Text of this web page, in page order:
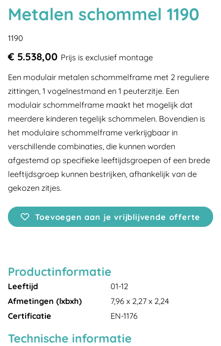
Metalen schommel 1190
1190
€ 5.538,00 Prijs is exclusief montage
Een modulair metalen schommelframe met 2 reguliere
zittingen, 1 vogelnestmand en 1 peuterzitje. Een
modulair schommelframe maakt het mogelijk dat
meerdere kinderen tegelijk schommelen. Bovendien is
het modulaire schommelframe verkrijgbaar in
verschillende combinaties, die kunnen worden
afgestemd op specifieke leeftijdsgroepen of een brede
leeftijdsgroep kunnen bestrijken, afhankelijk van de
gekozen zitjes.
Toevoegen aan je vrijblijvende offerte
Productinformatie
Leeftijd
01-12
Afmetingen (lxbxh)
7,96 x 2,27 x 2,24
Certificatie
EN-1176
Technische informatie